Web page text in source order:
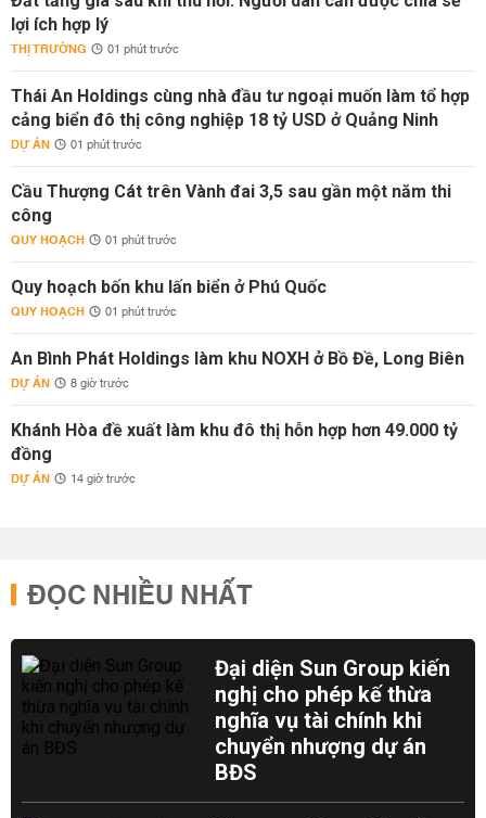
lợi ích hợp lý
THỊ TRƯỜNG 01 phút trước
Thái An Holdings cùng nhà đầu tư ngoại muốn làm tổ hợp
cảng biển đô thị công nghiệp 18 tỷ USD ở Quảng Ninh
DỰ ÁN 01 phút trước
Cầu Thượng Cát trên Vành đai 3,5 sau gần một năm thi
công
QUY HOẠCH 01 phút trước
Quy hoạch bốn khu lấn biển ở Phú Quốc
QUY HOẠCH 01 phút trước
An Bình Phát Holdings làm khu NOXH ở Bồ Đề, Long Biên
DỰ ÁN 8 giờ trước
Khánh Hòa đề xuất làm khu đô thị hỗn hợp hơn 49.000 tỷ
đồng
DỰ ÁN 14 giờ trước
ĐỌC NHIỀU NHẤT
Đại diện Sun Group kiến
nghị cho phép kế thừa
nghĩa vụ tài chính khi
chuyển nhượng dự án
BĐS